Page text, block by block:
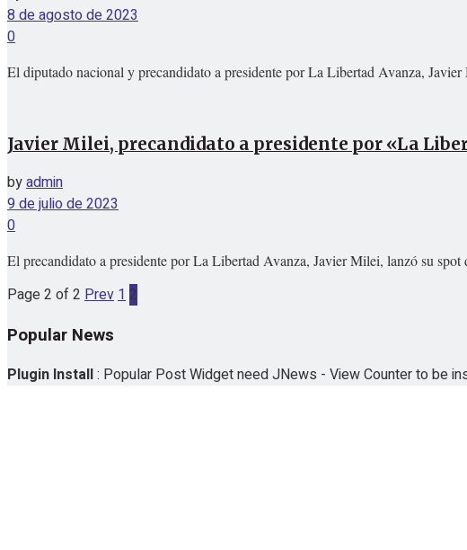
8 de agosto de 2023
0
El diputado nacional y precandidato a presidente por La Libertad Avanza,
Javier Milei, precandidato a presidente por «La
byadmin
9 de julio de 2023
0
El precandidato a presidente por La Libertad Avanza, Javier Milei, lanzó su
Page 2 of 2 Prev12
Popular News
Plugin Install: Popular Post Widget need JNews - View Counter to be